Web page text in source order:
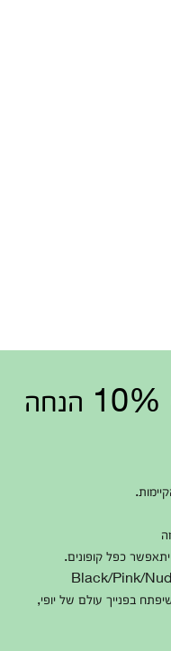
הצטרפי אלינו וקבלי 10% הנחה
כפל קופונים.
בפנייך עולם של יופי,